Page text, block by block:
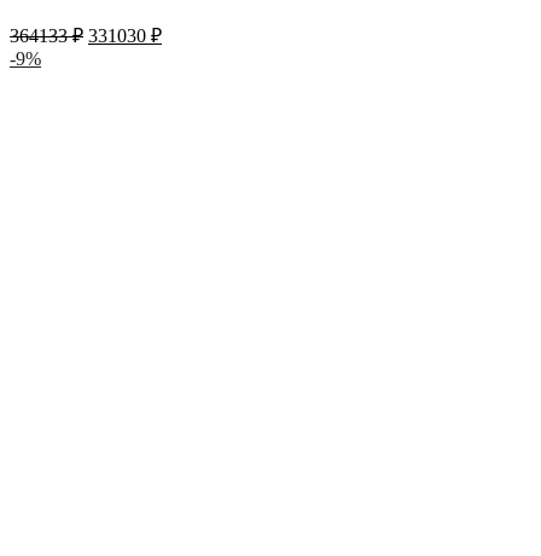
364133₽ 331030 ₽
-9%